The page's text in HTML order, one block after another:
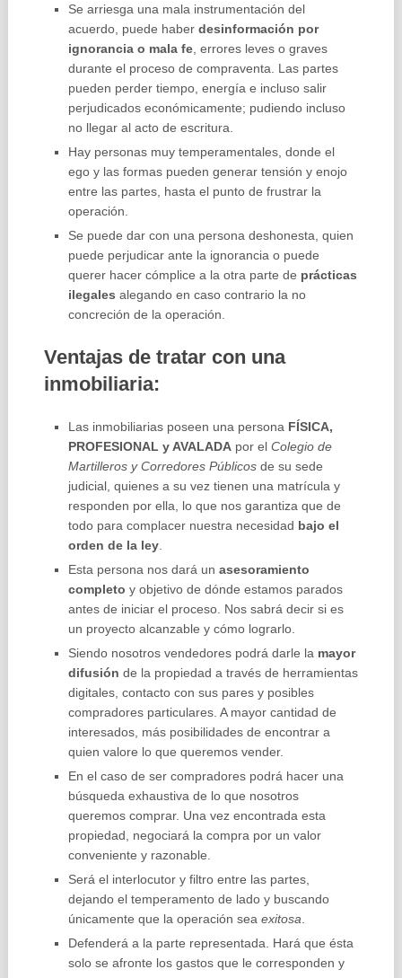
Se arriesga una mala instrumentación del
acuerdo, puede haber desinformación por
ignorancia o mala fe, errores leves o graves
durante el proceso de compraventa. Las partes
pueden perder tiempo, energía e incluso salir
perjudicados económicamente; pudiendo incluso
no llegar al acto de escritura.
Hay personas muy temperamentales, donde el
ego y las formas pueden generar tensión y enojo
entre las partes, hasta el punto de frustrar la
operación.
Se puede dar con una persona deshonesta, quien
puede perjudicar ante la ignorancia o puede
querer hacer cómplice a la otra parte de prácticas
ilegales alegando en caso contrario la no
concreción de la operación.
Ventajas de tratar con una
inmobiliaria:
Las inmobiliarias poseen una persona FÍSICA,
PROFESIONAL y AVALADApor el Colegio de
Martilleros y Corredores Públicosde su sede
judicial, quienes a su vez tienen una matrícula y
responden por ella, lo que nos garantiza que de
todo para complacer nuestra necesidad bajo el
orden de la ley.
Esta persona nos dará un asesoramiento
completo y objetivo de dónde estamos parados
antes de iniciar el proceso. Nos sabrá decir si es
un proyecto alcanzable y cómo lograrlo.
Siendo nosotros vendedores podrá darle la mayor
difusión de la propiedad a través de herramientas
digitales, contacto con sus pares y posibles
compradores particulares. A mayor cantidad de
interesados, más posibilidades de encontrar a
quien valore lo que queremos vender.
En el caso de ser compradores podrá hacer una
búsqueda exhaustiva de lo que nosotros
queremos comprar. Una vez encontrada esta
propiedad, negociará la compra por un valor
conveniente y razonable.
Será el interlocutor y filtro entre las partes,
dejando el temperamento de lado y buscando
únicamente que la operación sea exitosa
Defenderá a la parte representada. Hará que ésta
solo se afronte los gastos que le corresponden y